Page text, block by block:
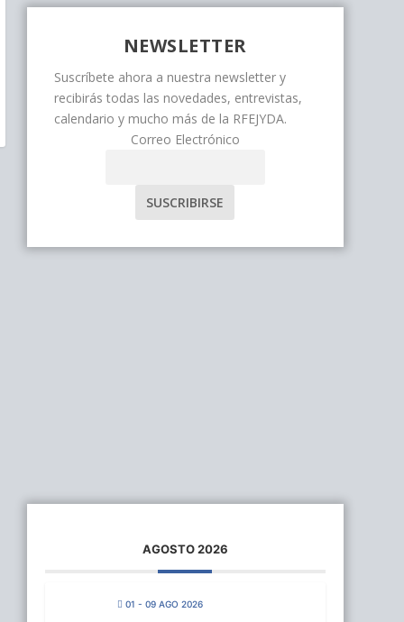
NEWSLETTER
Suscríbete ahora a nuestra newsletter y
recibirás todas las novedades, entrevistas,
calendario y mucho más de la RFEJYDA.
Correo Electrónico
AGOSTO 2026
01 - 09 AGO 2026